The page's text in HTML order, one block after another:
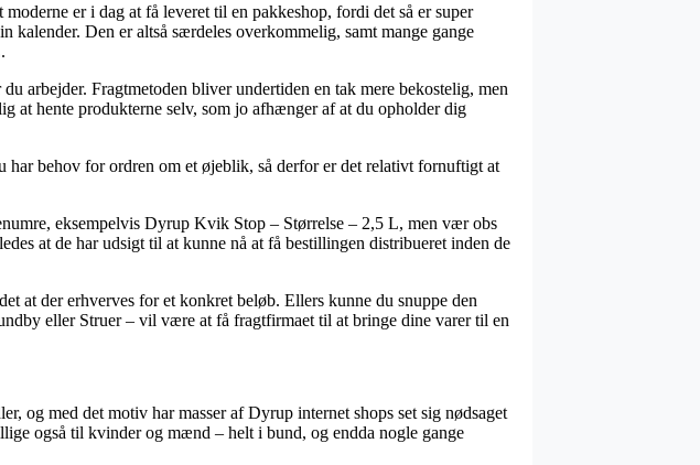
er i dag at få leveret til en pakkeshop, fordi det så er super
Den er altså særdeles overkommelig, samt mange gange
arbejder. Fragtmetoden bliver undertiden en tak mere bekostelig, men
at hente produkterne selv, som jo afhænger af at du opholder dig
behov for ordren om et øjeblik, så derfor er det relativt fornuftigt at
eksempelvis Dyrup Kvik Stop – Størrelse – 2,5 L, men vær obs
at de har udsigt til at kunne nå at få bestillingen distribueret inden de
at der erhverves for et konkret beløb. Ellers kunne du snuppe den
eller Struer – vil være at få fragtfirmaet til at bringe dine varer til en
og med det motiv har masser af Dyrup internet shops set sig nødsaget
også til kvinder og mænd – helt i bund, og endda nogle gange